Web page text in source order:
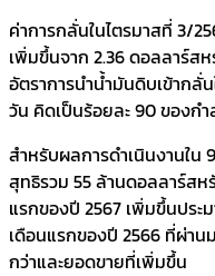
ค่าการกลั่นในไตรมาสที่ 3/
เพิ่มขึ้นจาก 2.36 ดอลลาร์ส
อัตราการนำน้ำมันดิบเข้ากลั่
วัน คิดเป็นร้อยละ 90 ของก
สำหรับผลการดำเนินงานใน
สุทธิรวม 55 ล้านดอลลาร์สห
แรกของปี 2567 เพิ่มขึ้นประ
เดือนแรกของปี 2566 ที่ผ่าน
กว่าและยอดขายที่เพิ่มขึ้น